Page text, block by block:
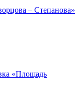
– Степанова»
«Площадь